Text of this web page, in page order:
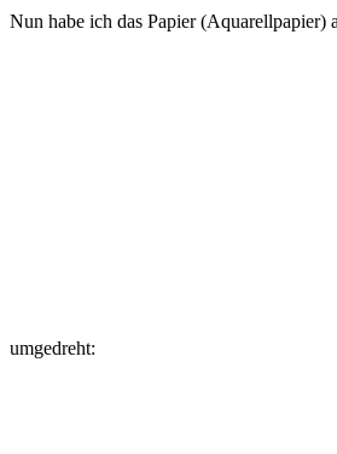
Nun habe ich das Papier (Aquarellpapier)
umgedreht: